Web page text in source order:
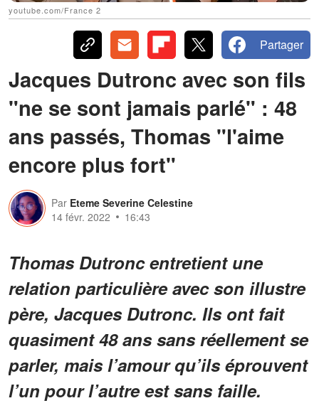
youtube.com/France 2
Partager
Jacques Dutronc avec son fils
"ne se sont jamais parlé" : 48
ans passés, Thomas "l'aime
encore plus fort"
Par Eteme Severine Celestine
14 févr. 2022
16:43
Thomas Dutronc entretient une
relation particulière avec son illustre
père, Jacques Dutronc. Ils ont fait
quasiment 48 ans sans réellement se
parler, mais l’amour qu’ils éprouvent
l’un pour l’autre est sans faille.